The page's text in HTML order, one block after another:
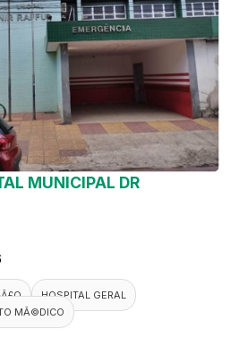
MUNICIPAL DR
HOSPITAL GERAL
MÃ©DICO